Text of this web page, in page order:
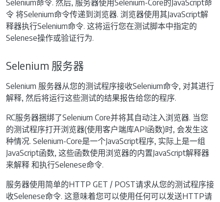
Selenium命令. 然后, 服务器使用Selenium-Core的JavaScript命
令 将Selenium命令传递到浏览器. 浏览器使用其JavaScript解
释器执行Selenium命令. 这将运行您在测试脚本中指定的
Selenese操作或验证行为.
Selenium 服务器
Selenium 服务器从您的测试程序接收Selenium命令, 对其进行
解释, 然后将运行这些测试的结果报告给您的程序.
RC服务器捆绑了Selenium Core并将其自动注入浏览器. 当您
的测试程序打开浏览器(使用客户端库API函数)时, 会发生这
种情况. Selenium-Core是一个JavaScript程序, 实际上是一组
JavaScript函数, 这些函数使用浏览器的内置JavaScript解释器
来解释 和执行Selenese命令.
服务器使用简单的HTTP GET / POST请求从您的测试程序接
收Selenese命令. 这意味着您可以使用任何可以发送HTTP请